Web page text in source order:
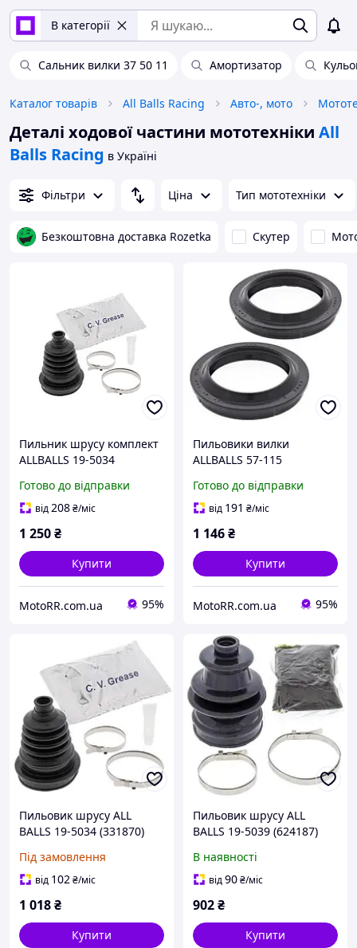
В категорії
Сальник вилки 37 50 11 Амортизатор
Каталог товарів All Balls Racing Авто-, мото
Деталі ходової частини мототехніки All
Balls Racing в Україні
Фільтри Ціна Тип мототехніки
Безкоштовна доставка Rozetka Скутер
Пильник шрусу комплект
ALLBALLS 19-5034
Готово до відправки
від208₴/міс
1 250₴
Купити
MotoRR.com.ua 95%
Пильовики вилки
ALLBALLS 57-115
Готово до відправки
від 191 ₴/міс
1 146₴
Купити
MotoRR.com.ua 95%
Пильовик шрусу ALL
BALLS 19-5034 (331870)
Під замовлення
від 102₴/міс
1 018₴
Купити
Пильовик шрусу ALL
BALLS 19-5039 (624187)
В наявності
від90₴/міс
902₴
Купити